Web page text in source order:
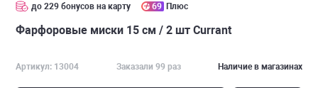
до 229 бонусов на карту 69 Плюс
Фарфоровые миски 15 см / 2 шт Currant
Артикул: 13004 Заказали 99 раз Наличие в магазинах